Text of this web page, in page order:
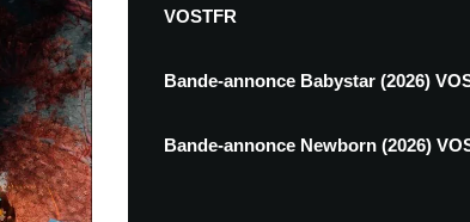
VOSTFR
Bande-annonce Babystar (2026)
Bande-annonce Newborn (2026)